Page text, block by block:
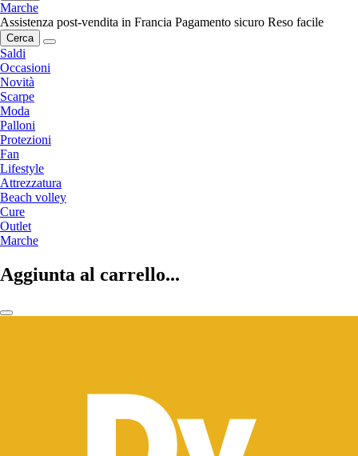
Marche
Assistenza post-vendita in Francia Pagamento sicuro Reso facile
Cerca
Saldi
Occasioni
Novità
Scarpe
Moda
Palloni
Protezioni
Fan
Lifestyle
Attrezzatura
Beach volley
Cure
Outlet
Marche
Aggiunta al carrello...